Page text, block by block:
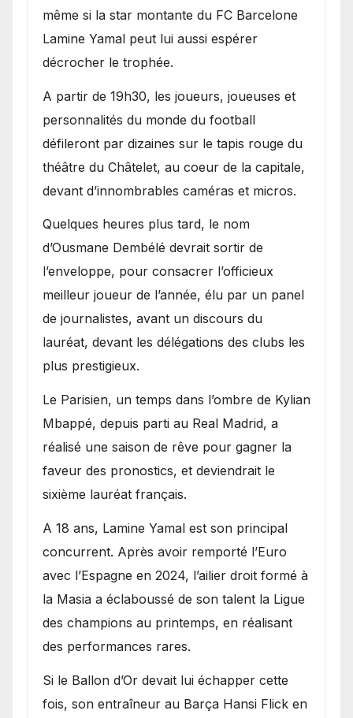
même si la star montante du FC Barcelone
Lamine Yamal peut lui aussi espérer
décrocher le trophée.
A partir de 19h30, les joueurs, joueuses et
personnalités du monde du football
défileront par dizaines sur le tapis rouge du
théâtre du Châtelet, au coeur de la capitale,
devant d’innombrables caméras et micros.
Quelques heures plus tard, le nom
d’Ousmane Dembélé devrait sortir de
l’enveloppe, pour consacrer l’officieux
meilleur joueur de l’année, élu par un panel
de journalistes, avant un discours du
lauréat, devant les délégations des clubs les
plus prestigieux.
Le Parisien, un temps dans l’ombre de Kylian
Mbappé, depuis parti au Real Madrid, a
réalisé une saison de rêve pour gagner la
faveur des pronostics, et deviendrait le
sixième lauréat français.
A 18 ans, Lamine Yamal est son principal
concurrent. Après avoir remporté l’Euro
avec l’Espagne en 2024, l’ailier droit formé à
la Masia a éclaboussé de son talent la Ligue
des champions au printemps, en réalisant
des performances rares.
Si le Ballon d’Or devait lui échapper cette
fois, son entraîneur au Barça Hansi Flick en